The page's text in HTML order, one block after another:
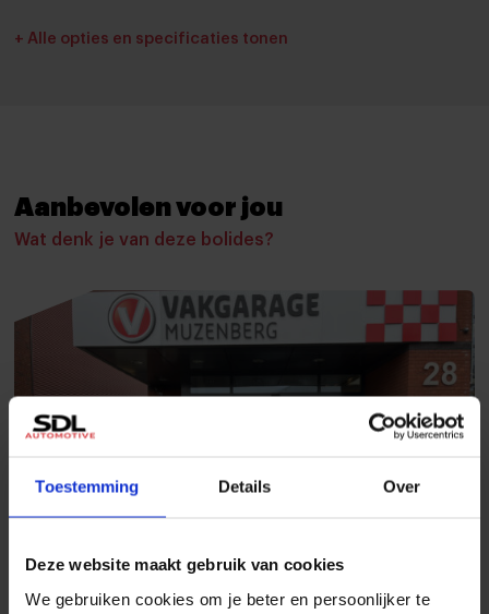
Toestemming Details Over
Deze website maakt gebruik van cookies
We gebruiken cookies om je beter en persoonlijker te
Interieurkleur Bekleding
Wielbasis
273 cm
License plate
-
Accessoires
Buitenspiegels elektrisch inklapbaar
Buitenspiegels met verlichting
Bumpers in carrosseriekleur
Centrale deurvergrendeling
+ Alle opties en specificaties tonen
Aanbevolen voor jou
Wat denk je van deze bolides?